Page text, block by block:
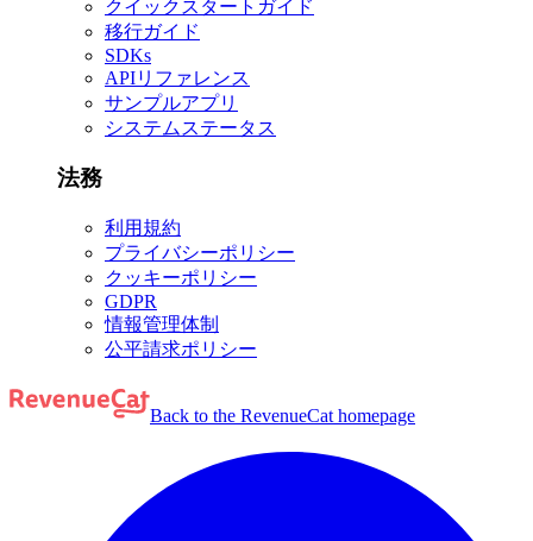
クイックスタートガイド
移行ガイド
SDKs
APIリファレンス
サンプルアプリ
システムステータス
法務
利用規約
プライバシーポリシー
クッキーポリシー
GDPR
情報管理体制
公平請求ポリシー
Back to the RevenueCat homepage